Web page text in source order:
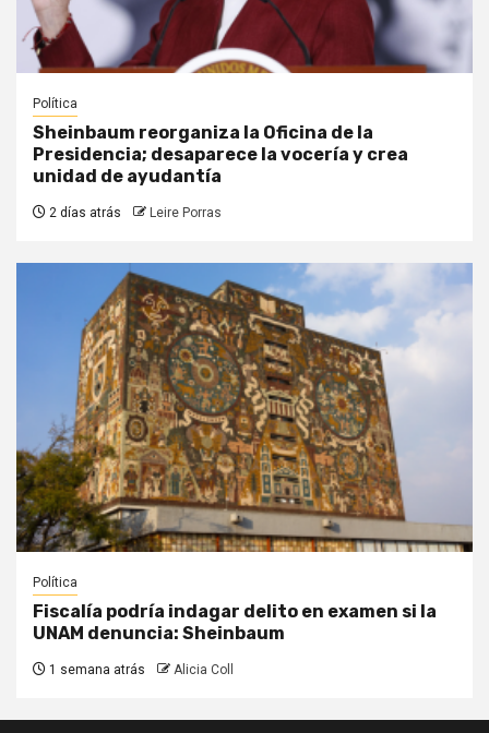
Política
Sheinbaum reorganiza la Oficina de la
Presidencia; desaparece la vocería y crea
unidad de ayudantía
2 días atrás Leire Porras
Política
Fiscalía podría indagar delito en examen si la
UNAM denuncia: Sheinbaum
1 semana atrás Alicia Coll